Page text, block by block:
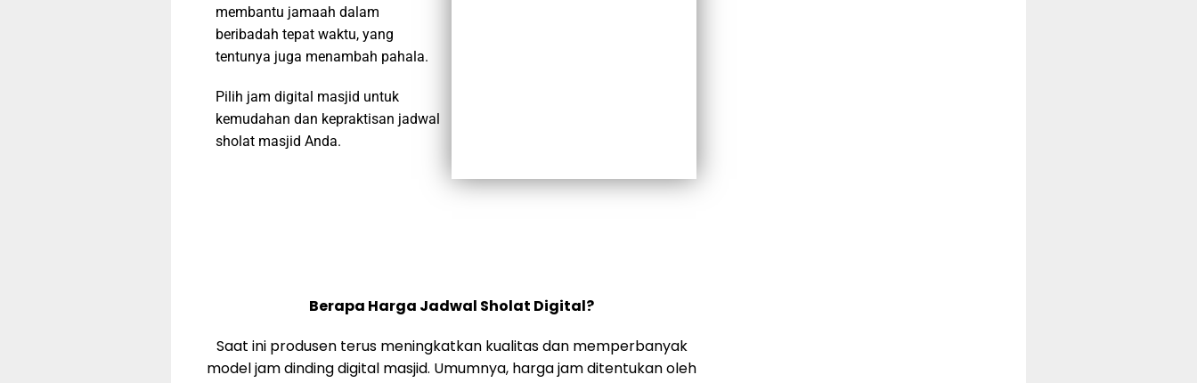
membantu jamaah dalam
beribadah tepat waktu, yang
tentunya juga menambah pahala.
Pilih jam digital masjid untuk
kemudahan dan kepraktisan jadwal
sholat masjid Anda.
Berapa Harga Jadwal Sholat Digital?
Saat ini produsen terus meningkatkan kualitas dan memperbanyak
model jam dinding digital masjid. Umumnya, harga jam ditentukan oleh